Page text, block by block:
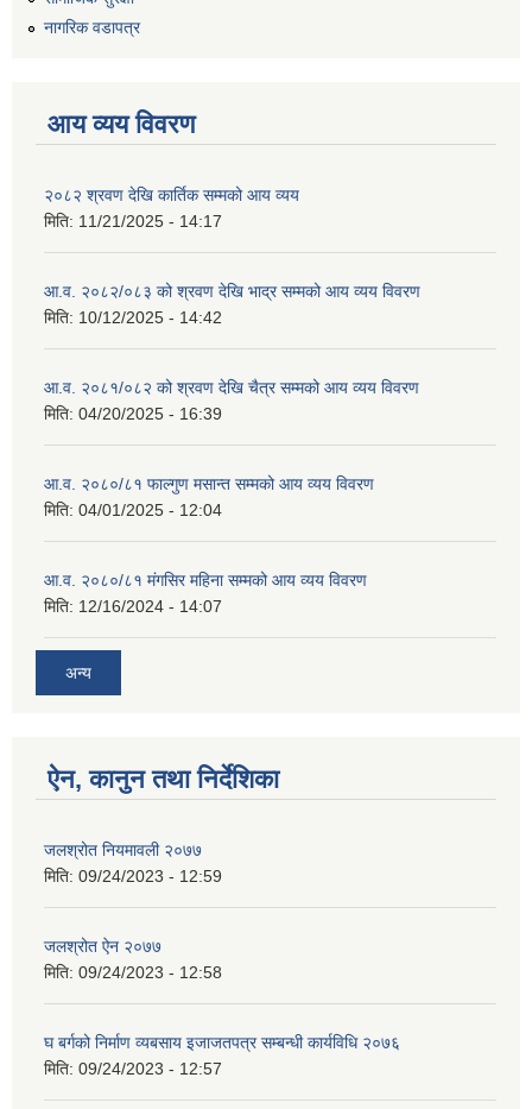
नागरिक वडापत्र
आय व्यय विवरण
२०८२ श्रवण देखि कार्तिक सम्मको आय व्यय
मिति: 11/21/2025 - 14:17
आ.व. २०८२/०८३ को श्रवण देखि भाद्र सम्मको आय व्यय विवरण
मिति: 10/12/2025 - 14:42
आ.व. २०८१/०८२ को श्रवण देखि चैत्र सम्मको आय व्यय विवरण
मिति: 04/20/2025 - 16:39
आ.व. २०८०/८१ फाल्गुण मसान्त सम्मको आय व्यय विवरण
मिति: 04/01/2025 - 12:04
आ.व. २०८०/८१ मंगसिर महिना सम्मको आय व्यय विवरण
मिति: 12/16/2024 - 14:07
अन्य
ऐन, कानुन तथा निर्देशिका
जलश्रोत नियमावली २०७७
मिति: 09/24/2023 - 12:59
जलश्रोत ऐन २०७७
मिति: 09/24/2023 - 12:58
घ बर्गको निर्माण व्यबसाय इजाजतपत्र सम्बन्धी कार्यविधि २०७६
मिति: 09/24/2023 - 12:57